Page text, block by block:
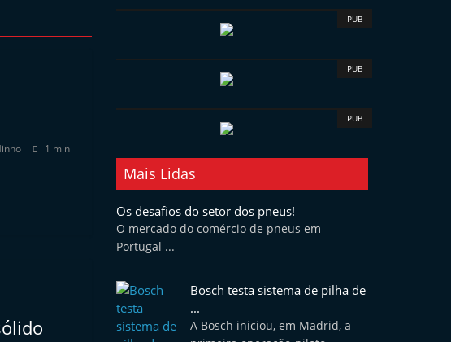
1 min
PUB
PUB
PUB
Mais Lidas
Os desafios do setor dos pneus!
O mercado do comércio de pneus em
Portugal ...
Bosch testa sistema de pilha de
...
A Bosch iniciou, em Madrid, a